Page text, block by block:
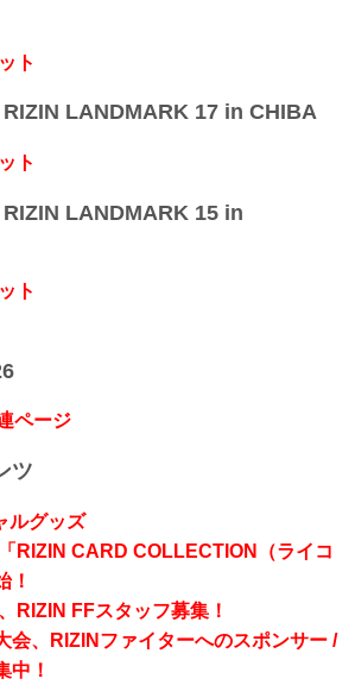
ト
RIZIN LANDMARK 17 in CHIBA
ト
RIZIN LANDMARK 15 in
ト
ページ
ツ
ルグッズ
RIZIN CARD COLLECTION（ライコ
！
RIZIN FFスタッフ募集！
、RIZINファイターへのスポンサー /
中！